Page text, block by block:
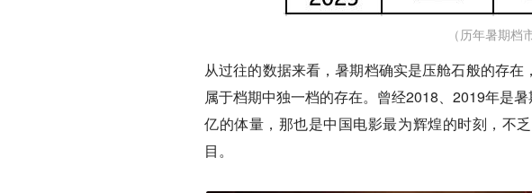
（历年暑期档
从过往的数据来看，暑期档确实是压舱石般的存
属于档期中独一档的存在。曾经2018、2019年是
亿的体量，那也是中国电影最为辉煌的时刻，不
目。